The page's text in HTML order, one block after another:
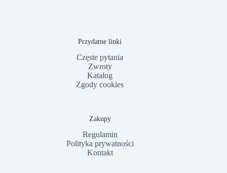
Przydatne linki
Częste pytania
Zwroty
Katalog
Zgody cookies
Zakupy
Regulamin
Polityka prywatności
Kontakt